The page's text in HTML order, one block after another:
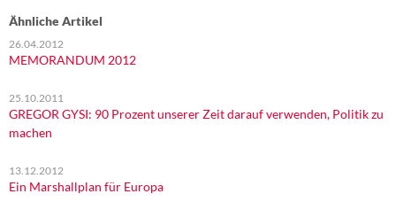
Ähnliche Artikel
26.04.2012
MEMORANDUM 2012
25.10.2011
GREGOR GYSI: 90 Prozent unserer Zeit darauf verwenden, Politik zu
machen
13.12.2012
Ein Marshallplan für Europa